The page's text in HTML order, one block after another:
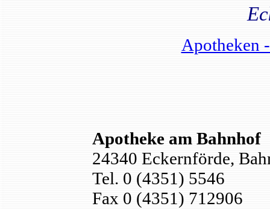
Apotheken
Apotheke am Bahnhof
24340 Eckernförde,
Tel. 0 (4351) 5546
Fax 0 (4351) 712906